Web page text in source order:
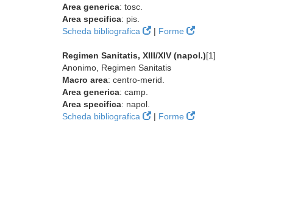
Area generica: tosc.
Area specifica: pis.
Scheda bibliografica
| Forme
Regimen Sanitatis, XIII/XIV (napol.)[1]
Anonimo, Regimen Sanitatis
Macro area: centro-merid.
Area generica: camp.
Area specifica: napol.
Scheda bibliografica
| Forme